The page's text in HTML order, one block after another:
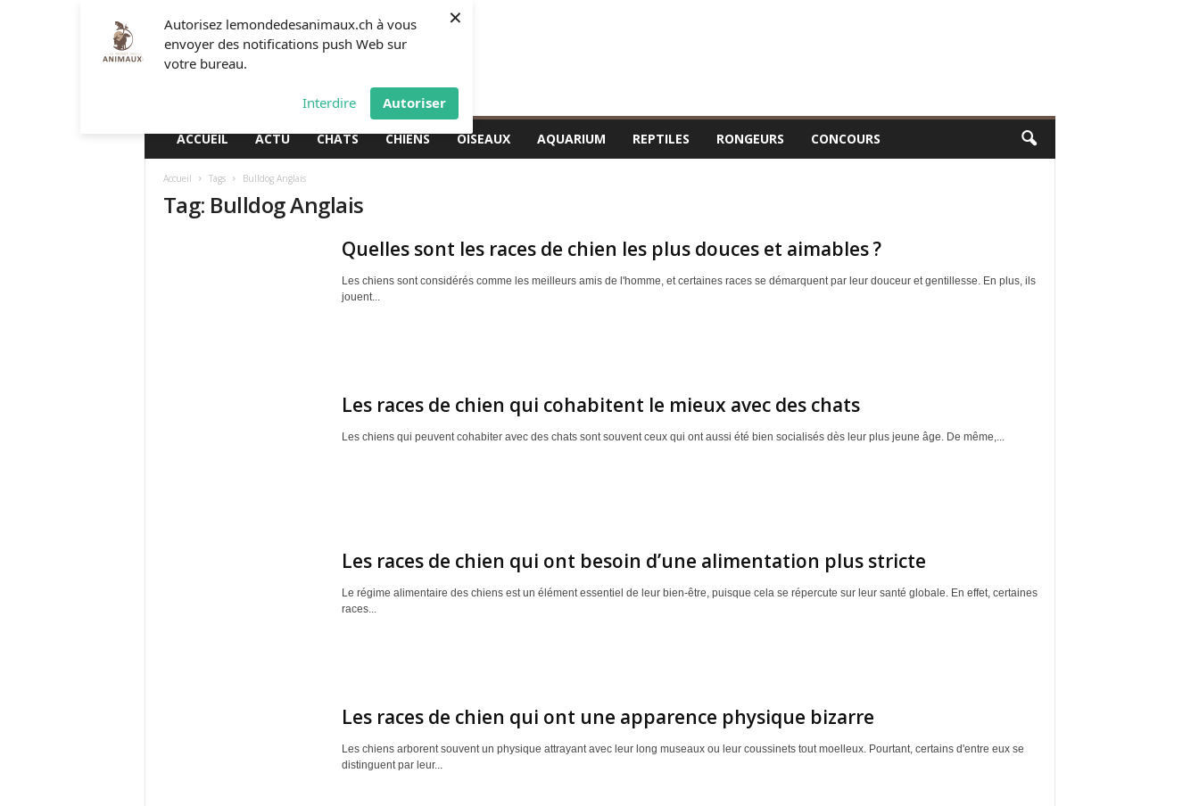
Autorisez lemondedesanimaux.ch à vous
envoyer des notifications push Web sur
votre bureau.
Interdire Autoriser
×
ACCUEIL ACTU CHATS CHIENS OISEAUX AQUARIUM REPTILES RONGEURS CONCOURS
Accueil Tags Bulldog Anglais
Tag: Bulldog Anglais
Quelles sont les races de chien les plus douces et aimables ?
Les chiens sont considérés comme les meilleurs amis de l'homme, et certaines races se démarquent par leur douceur et gentillesse. En plus, ils
jouent...
Les races de chien qui cohabitent le mieux avec des chats
Les chiens qui peuvent cohabiter avec des chats sont souvent ceux qui ont aussi été bien socialisés dès leur plus jeune âge. De même,...
Les races de chien qui ont besoin d’une alimentation plus stricte
Le régime alimentaire des chiens est un élément essentiel de leur bien-être, puisque cela se répercute sur leur santé globale. En effet, certaines
races...
Les races de chien qui ont une apparence physique bizarre
Les chiens arborent souvent un physique attrayant avec leur long museaux ou leur coussinets tout moelleux. Pourtant, certains d'entre eux se
distinguent par leur...